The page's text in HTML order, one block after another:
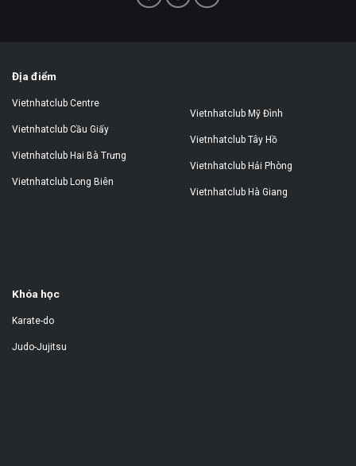
Địa điểm
Vietnhatclub Centre
Vietnhatclub Cầu Giấy
Vietnhatclub Hai Bà Trưng
Vietnhatclub Long Biên
Vietnhatclub Mỹ Đình
Vietnhatclub Tây Hồ
Vietnhatclub Hải Phòng
Vietnhatclub Hà Giang
Khóa học
Karate-do
Judo-Jujitsu